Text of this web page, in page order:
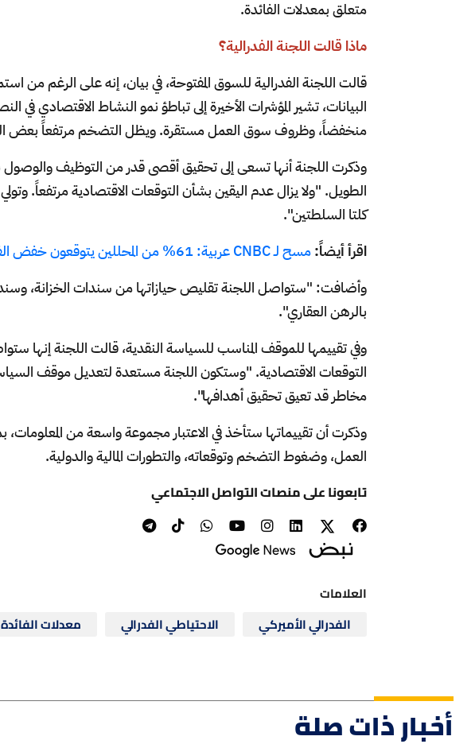
متعلق بمعدلات الفائدة.
ماذا قالت اللجنة الفدرالية؟
قالت اللجنة الفدرالية للسوق المفتوحة، في بيان، إنه على الرغم من
البيانات، تشير المؤشرات الأخيرة إلى تباطؤ نمو النشاط الاقتصادي في
منخفضاً، وظروف سوق العمل مستقرة. ويظل التضخم مرتفعاً بعض
الطويل. "ولا يزال عدم اليقين بشأن التوقعات الاقتصادية مرتفعاً.
كلتا السلطتين".
اقرأ أيضاً:مسح لـ CNBC عربية: 61% من المحللين يتوقعون خفض الفدرالي لمعدلات الفائدة في سبتمبر
وأضافت: "ستواصل اللجنة تقليص حيازاتها من سندات الخزانة، وسندات
بالرهن العقاري".
وفي تقييمها للموقف المناسب للسياسة النقدية، قالت اللجنة إنها
التوقعات الاقتصادية. "وستكون اللجنة مستعدة لتعديل موقف
مخاطر قد تعيق تحقيق أهدافها".
وذكرت أن تقييماتها ستأخذ في الاعتبار مجموعة واسعة من
العمل، وضغوط التضخم وتوقعاته، والتطورات المالية والدولية.
تابعونا على منصات التواصل الاجتماعي
العلامات
الفدرالي الأميركي
الاحتياطي الفدرالي معدلات الفائدة
أخبار ذات صلة